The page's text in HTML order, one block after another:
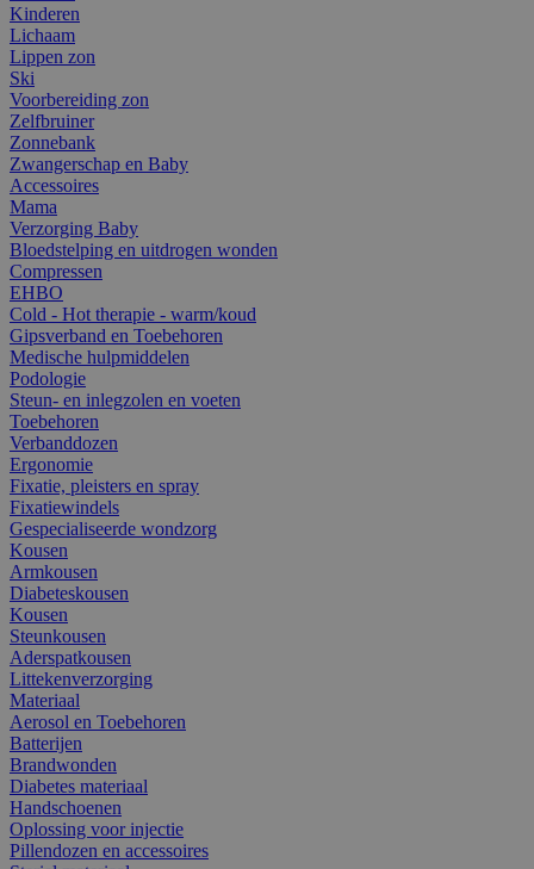
Kinderen
Lichaam
Lippen zon
Ski
Voorbereiding zon
Zelfbruiner
Zonnebank
Zwangerschap en Baby
Accessoires
Mama
Verzorging Baby
Bloedstelping en uitdrogen wonden
Compressen
EHBO
Cold - Hot therapie - warm/koud
Gipsverband en Toebehoren
Medische hulpmiddelen
Podologie
Steun- en inlegzolen en voeten
Toebehoren
Verbanddozen
Ergonomie
Fixatie, pleisters en spray
Fixatiewindels
Gespecialiseerde wondzorg
Kousen
Armkousen
Diabeteskousen
Kousen
Steunkousen
Aderspatkousen
Littekenverzorging
Materiaal
Aerosol en Toebehoren
Batterijen
Brandwonden
Diabetes materiaal
Handschoenen
Oplossing voor injectie
Pillendozen en accessoires